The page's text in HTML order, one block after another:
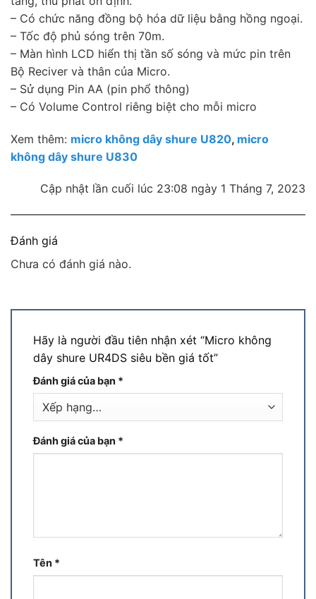
– Có chức năng đồng bộ hóa dữ liệu bằng hồng ngoại.
– Tốc độ phủ sóng trên 70m.
– Màn hình LCD hiển thị tần số sóng và mức pin trên
Bộ Reciver và thân của Micro.
– Sử dụng Pin AA (pin phổ thông)
– Có Volume Control riêng biệt cho mỗi micro
Xem thêm: micro không dây shure U820, micro
không dây shure U830
Cập nhật lần cuối lúc 23:08 ngày 1 Tháng 7, 2023
Đánh giá
Chưa có đánh giá nào.
Hãy là người đầu tiên nhận xét “Micro không
dây shure UR4DS siêu bền giá tốt”
Đánh giá của bạn *
Đánh giá của bạn *
Tên *